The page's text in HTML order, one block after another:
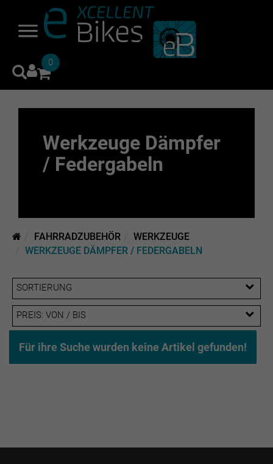
0
Werkzeuge Dämpfer
/ Federgabeln
FAHRRADZUBEHÖR
WERKZEUGE
WERKZEUGE DÄMPFER / FEDERGABELN
SORTIERUNG
PREIS: VON / BIS
Für ihre Suche wurden keine Artikel gefunden!